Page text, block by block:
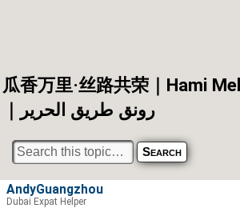
瓜香万里·丝路共荣｜Hami
｜رونق طريق الحرير
AndyGuangzhou
Dubai Expat Helper